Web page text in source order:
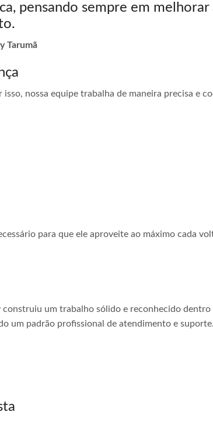
pensando sempre em melhorar
Tarumã
nossa equipe trabalha de maneira precisa e
para que ele aproveite ao máximo cada
construiu um trabalho sólido e reconhecido
um padrão profissional de atendimento e suporte.